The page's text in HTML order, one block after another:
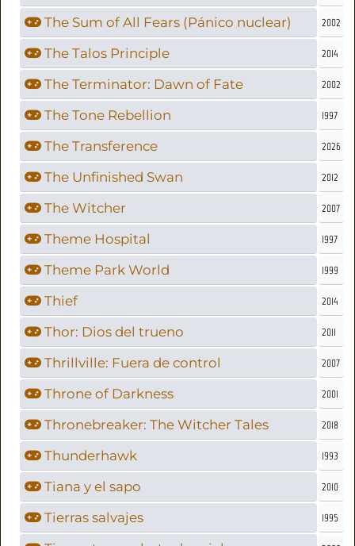
The Sum of All Fears (Pánico nuclear) 2002
The Talos Principle 2014
The Terminator: Dawn of Fate 2002
The Tone Rebellion 1997
The Transference 2026
The Unfinished Swan 2012
The Witcher 2007
Theme Hospital 1997
Theme Park World 1999
Thief 2014
Thor: Dios del trueno 2011
Thrillville: Fuera de control 2007
Throne of Darkness 2001
Thronebreaker: The Witcher Tales 2018
Thunderhawk 1993
Tiana y el sapo 2010
Tierras salvajes 1995